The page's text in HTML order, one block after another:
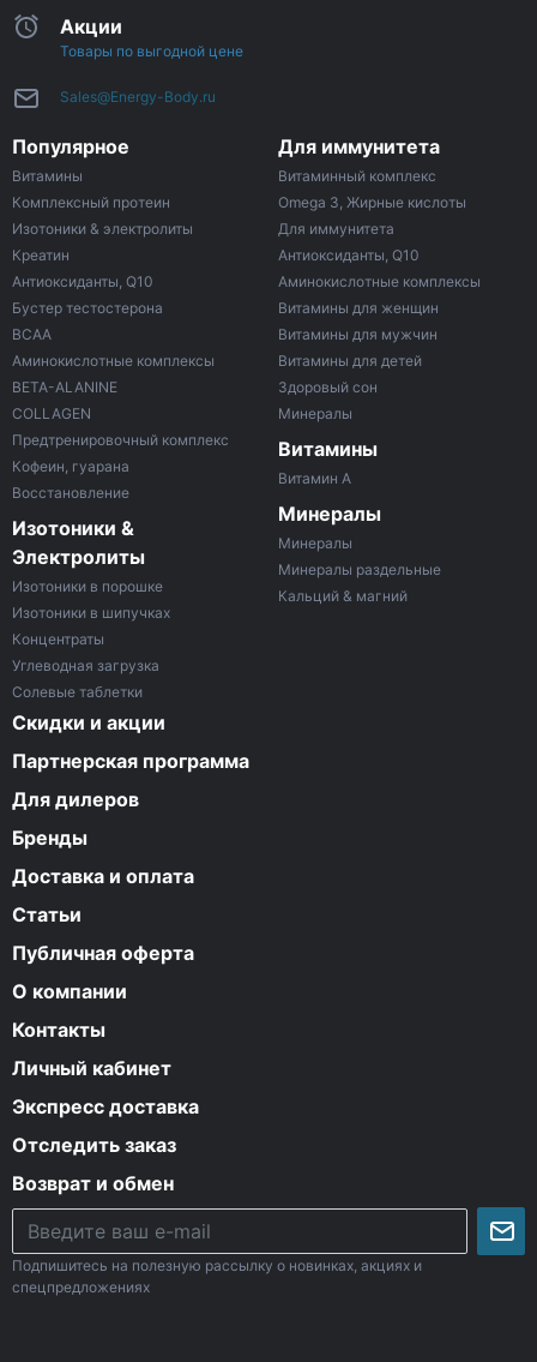
Акции
Товары по выгодной цене
Sales@Energy-Body.ru
Популярное
Витамины
Комплексный протеин
Изотоники & электролиты
Креатин
Антиоксиданты, Q10
Бустер тестостерона
ВСАА
Аминокислотные комплексы
BETA-ALANINE
COLLAGEN
Предтренировочный комплекс
Кофеин, гуарана
Восстановление
Изотоники &
Электролиты
Изотоники в порошке
Изотоники в шипучках
Концентраты
Углеводная загрузка
Солевые таблетки
Для иммунитета
Витаминный комплекс
Omega 3, Жирные кислоты
Для иммунитета
Антиоксиданты, Q10
Аминокислотные комплексы
Витамины для женщин
Витамины для мужчин
Витамины для детей
Здоровый сон
Минералы
Витамины
Витамин A
Минералы
Минералы
Минералы раздельные
Кальций & магний
Скидки и акции
Партнерская программа
Для дилеров
Бренды
Доставка и оплата
Статьи
Публичная оферта
О компании
Контакты
Личный кабинет
Экспресс доставка
Отследить заказ
Возврат и обмен
Подпишитесь на полезную рассылку о новинках, акциях и
спецпредложениях